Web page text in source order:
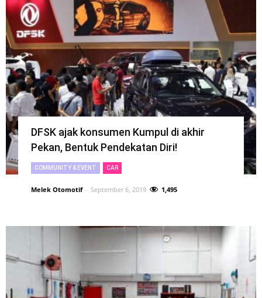
DFSK ajak konsumen Kumpul di akhir
Pekan, Bentuk Pendekatan Diri!
COMMUNITY & EVENT CAR
Melek Otomotif - September 6, 2019 1,495